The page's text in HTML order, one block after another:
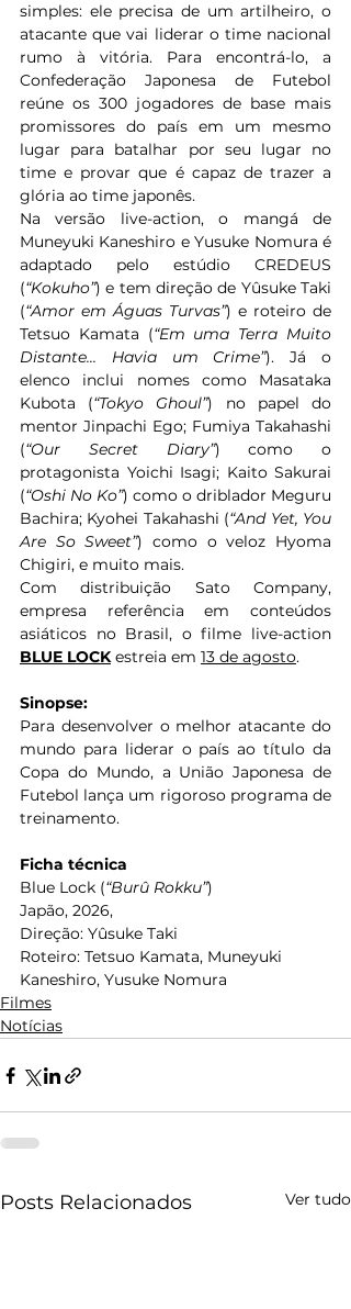
simples: ele precisa de um artilheiro, o
atacante que vai liderar o time nacional
rumo à vitória. Para encontrá-lo, a
Confederação Japonesa de Futebol
reúne os 300 jogadores de base mais
promissores do país em um mesmo
lugar para batalhar por seu lugar no
time e provar que é capaz de trazer a
glória ao time japonês.
Na versão live-action, o mangá de
Muneyuki Kaneshiro e Yusuke Nomura é
adaptado pelo estúdio CREDEUS
(“Kokuho”) e tem direção de Yûsuke Taki
(“Amor em Águas Turvas”) e roteiro de
Tetsuo Kamata (“Em uma Terra Muito
Distante... Havia um Crime”). Já o
elenco inclui nomes como Masataka
Kubota (“Tokyo Ghoul”) no papel do
mentor Jinpachi Ego; Fumiya Takahashi
(“Our Secret Diary”) como o
protagonista Yoichi Isagi; Kaito Sakurai
(“Oshi No Ko”) como o driblador Meguru
Bachira; Kyohei Takahashi (“And Yet, You
Are So Sweet”) como o veloz Hyoma
Chigiri, e muito mais.
Com distribuição Sato Company,
empresa referência em conteúdos
BLUE LOCK estreia em 13 de agosto.
Sinopse:
Para desenvolver o melhor atacante do
mundo para liderar o país ao título da
Copa do Mundo, a União Japonesa de
Futebol lança um rigoroso programa de
treinamento.
Ficha técnica
Blue Lock (“Burû Rokku”)
Japão, 2026,
Direção: Yûsuke Taki
Roteiro: Tetsuo Kamata, Muneyuki
Kaneshiro, Yusuke Nomura
Filmes
Notícias
Posts Relacionados Ver tudo